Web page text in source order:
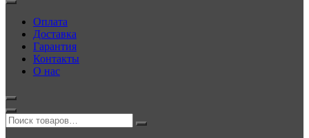
Оплата
Доставка
Гарантия
Контакты
О нас